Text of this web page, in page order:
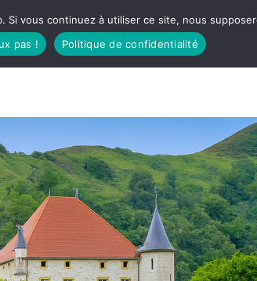
CÔTÉ SORTIES GREEN LIFE
vous continuez à utiliser ce site, nous
pas ! Politique de confidentialité